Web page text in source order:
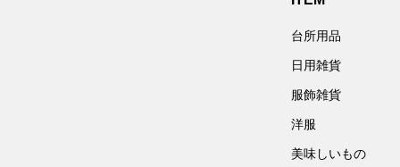
台所用品
日用雑貨
服飾雑貨
洋服
美味しいもの